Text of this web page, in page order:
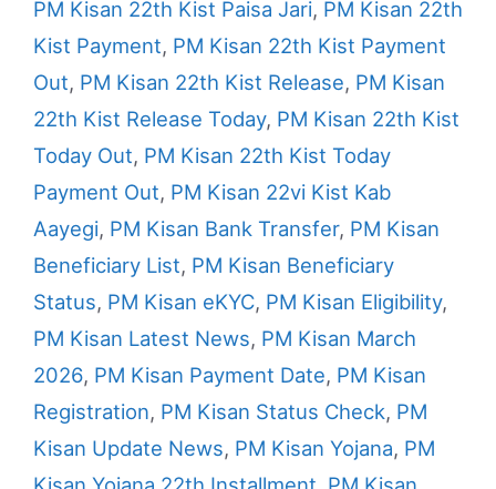
PM Kisan 22th Kist Paisa Jari, PM Kisan 22th
Kist Payment, PM Kisan 22th Kist Payment
Out, PM Kisan 22th Kist Release, PM Kisan
22th Kist Release Today, PM Kisan 22th Kist
Today Out, PM Kisan 22th Kist Today
Payment Out, PM Kisan 22vi Kist Kab
Aayegi, PM Kisan Bank Transfer, PM Kisan
Beneficiary List, PM Kisan Beneficiary
Status, PM Kisan eKYC, PM Kisan Eligibility,
PM Kisan Latest News, PM Kisan March
2026, PM Kisan Payment Date, PM Kisan
Registration, PM Kisan Status Check, PM
Kisan Update News, PM Kisan Yojana, PM